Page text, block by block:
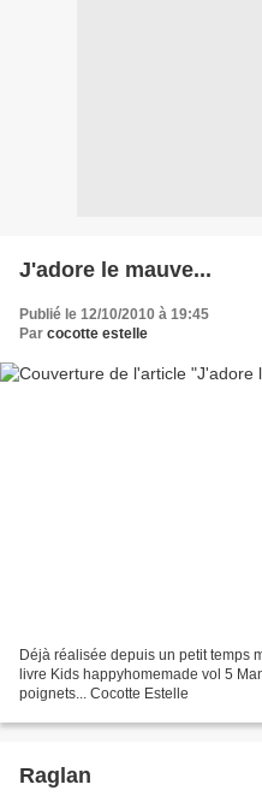
J'adore le mauve...
Publié le 12/10/2010 à 19:45
Par cocotte estelle
Déjà réalisée depuis un petit temps
livre Kids happyhomemade vol 5
poignets... Cocotte Estelle
Raglan